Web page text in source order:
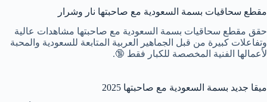
مقطع سحاقيات بسمة السعودية مع صاحبتها نار وشرار
حقق مقطع سحاقيات بسمة السعودية مع صاحبتها مشاهدات عالية
وتفاعلات كبيرة من قبل الجماهير العربية المتابعة للسعودية والمحبة
لأعمالها الفنية المخصصة للكبار فقط 🔞.
ميقا جديد بسمة السعودية مع صاحبتها 2025